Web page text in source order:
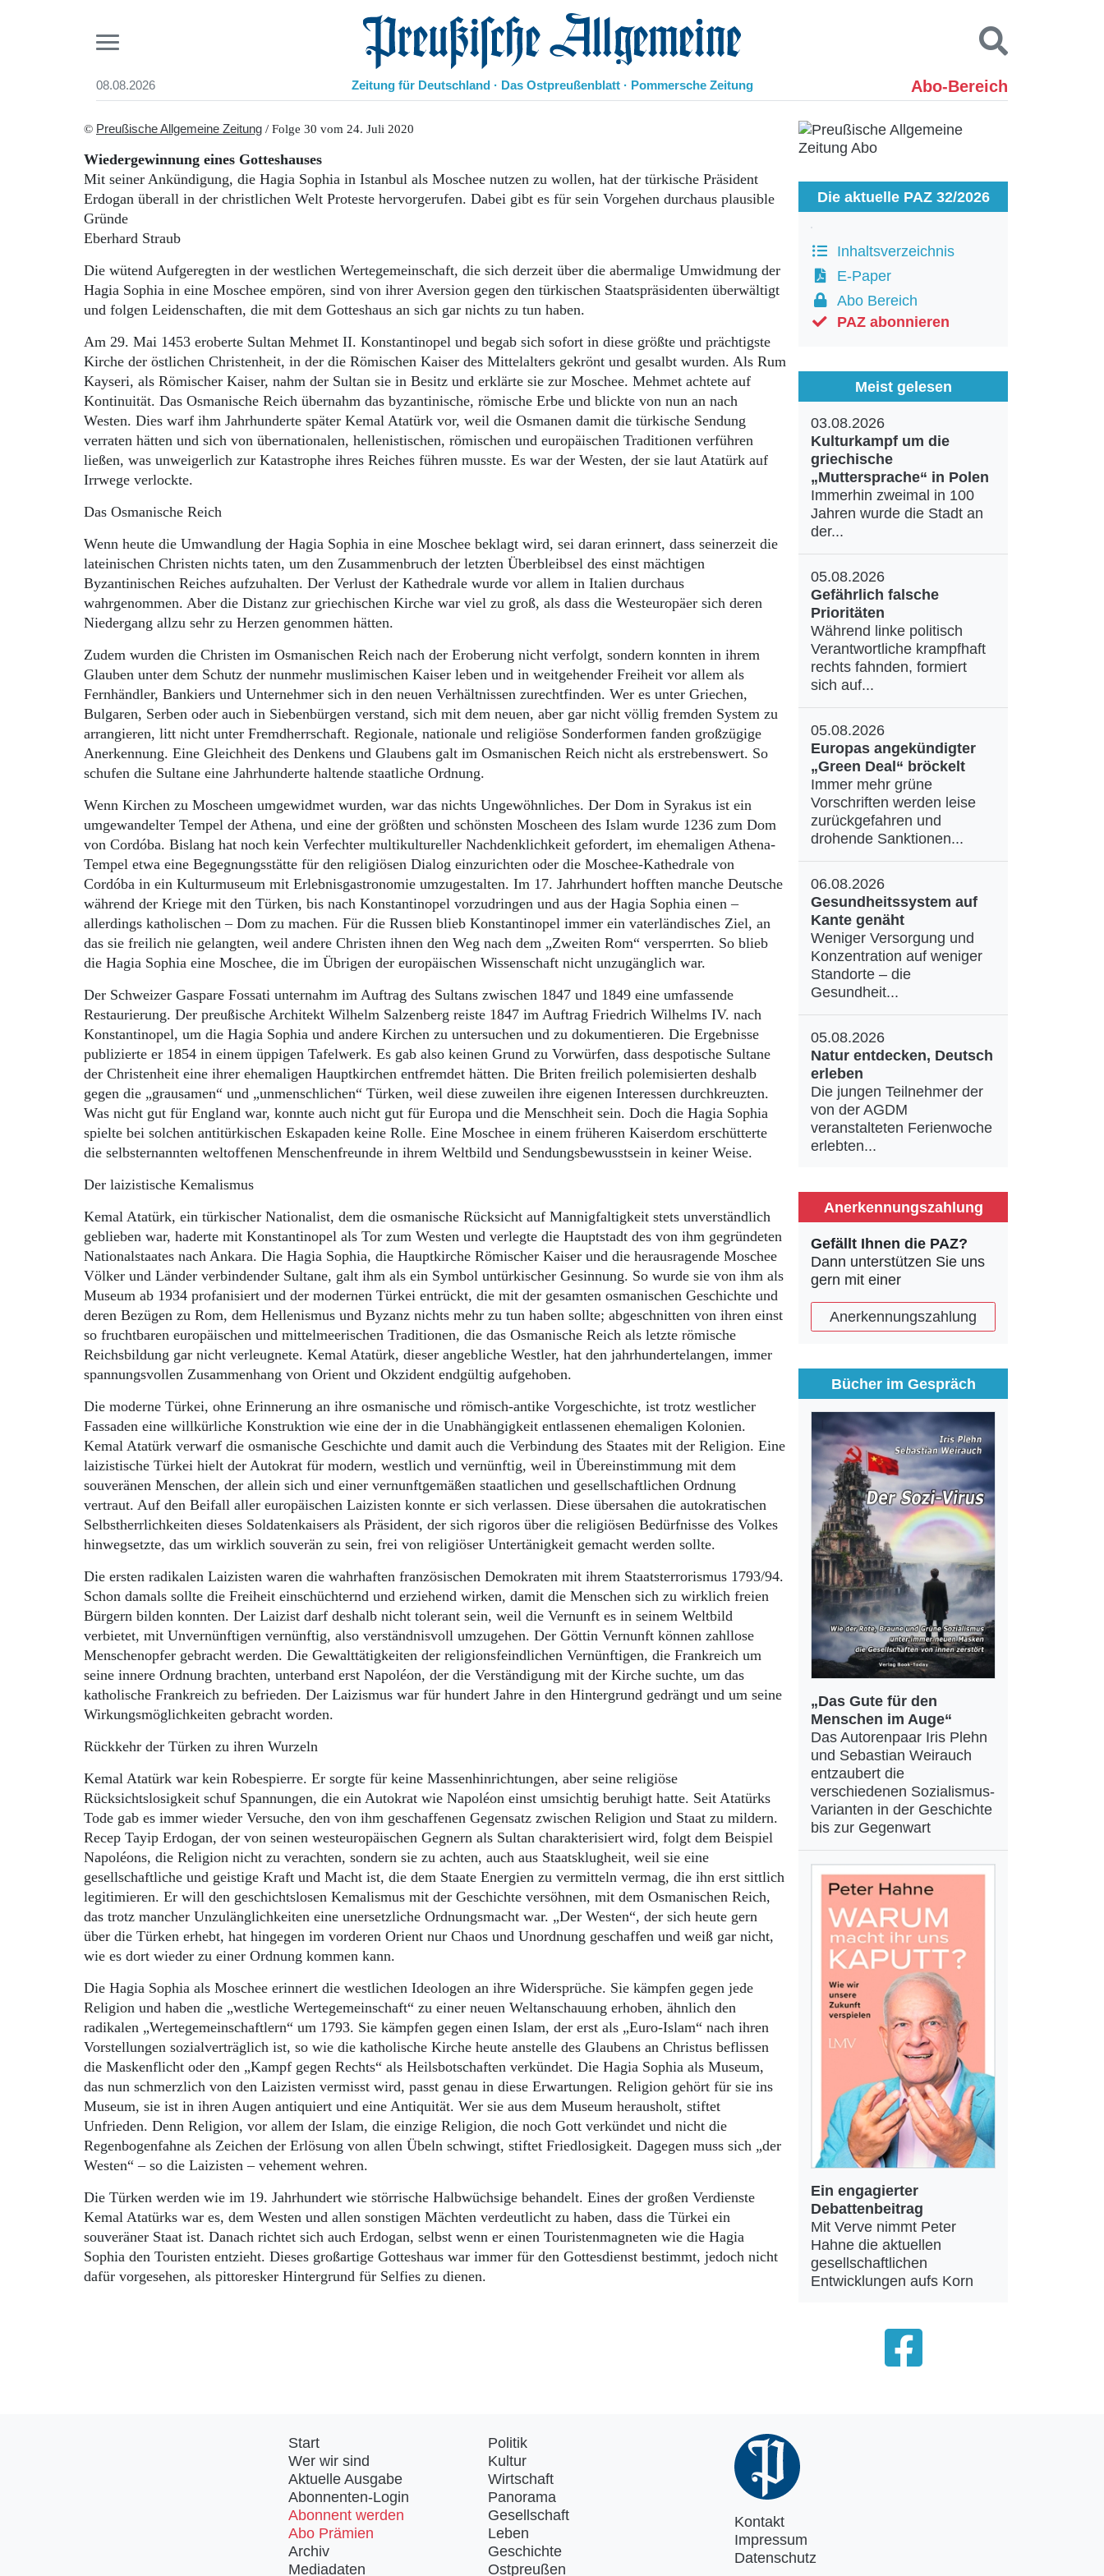
08.08.2026 Preußische Allgemeine Zeitung
Zeitung für Deutschland · Das Ostpreußenblatt · Pommersche Zeitung Abo-Bereich
Start
Aktuelle Ausgabe
Abonnenten-Login
Abonnent werden
Archiv
Panorama
Gesellschaft
Pommern
Berlin-Brandenburg
Schlesien
Bücher
Kontakt
Suchen und finden
© Preußische Allgemeine Zeitung / Folge 30 vom 24. Juli 2020
Wiedergewinnung eines Gotteshauses
Mit seiner Ankündigung, die Hagia Sophia in Istanbul als Moschee nutzen zu wollen, hat der türkische Präsident
Erdogan überall in der christlichen Welt Proteste hervorgerufen. Dabei gibt es für sein Vorgehen durchaus plausible
Gründe
Eberhard Straub
Die wütend Aufgeregten in der westlichen Wertegemeinschaft, die sich derzeit über die abermalige Umwidmung der
Hagia Sophia in eine Moschee empören, sind von ihrer Aversion gegen den türkischen Staatspräsidenten überwältigt
und folgen Leidenschaften, die mit dem Gotteshaus an sich gar nichts zu tun haben.
Am 29. Mai 1453 eroberte Sultan Mehmet II. Konstantinopel und begab sich sofort in diese größte und prächtigste
Kirche der östlichen Christenheit, in der die Römischen Kaiser des Mittelalters gekrönt und gesalbt wurden. Als Rum
Kayseri, als Römischer Kaiser, nahm der Sultan sie in Besitz und erklärte sie zur Moschee. Mehmet achtete auf
Kontinuität. Das Osmanische Reich übernahm das byzantinische, römische Erbe und blickte von nun an nach
Westen. Dies warf ihm Jahrhunderte später Kemal Atatürk vor, weil die Osmanen damit die türkische Sendung
verraten hätten und sich von übernationalen, hellenistischen, römischen und europäischen Traditionen verführen
ließen, was unweigerlich zur Katastrophe ihres Reiches führen musste. Es war der Westen, der sie laut Atatürk auf
Irrwege verlockte.
Das Osmanische Reich
Wenn heute die Umwandlung der Hagia Sophia in eine Moschee beklagt wird, sei daran erinnert, dass seinerzeit die
lateinischen Christen nichts taten, um den Zusammenbruch der letzten Überbleibsel des einst mächtigen
Byzantinischen Reiches aufzuhalten. Der Verlust der Kathedrale wurde vor allem in Italien durchaus
wahrgenommen. Aber die Distanz zur griechischen Kirche war viel zu groß, als dass die Westeuropäer sich deren
Niedergang allzu sehr zu Herzen genommen hätten.
Zudem wurden die Christen im Osmanischen Reich nach der Eroberung nicht verfolgt, sondern konnten in ihrem
Glauben unter dem Schutz der nunmehr muslimischen Kaiser leben und in weitgehender Freiheit vor allem als
Fernhändler, Bankiers und Unternehmer sich in den neuen Verhältnissen zurechtfinden. Wer es unter Griechen,
Bulgaren, Serben oder auch in Siebenbürgen verstand, sich mit dem neuen, aber gar nicht völlig fremden System zu
arrangieren, litt nicht unter Fremdherrschaft. Regionale, nationale und religiöse Sonderformen fanden großzügige
Anerkennung. Eine Gleichheit des Denkens und Glaubens galt im Osmanischen Reich nicht als erstrebenswert. So
schufen die Sultane eine Jahrhunderte haltende staatliche Ordnung.
Wenn Kirchen zu Moscheen umgewidmet wurden, war das nichts Ungewöhnliches. Der Dom in Syrakus ist ein
umgewandelter Tempel der Athena, und eine der größten und schönsten Moscheen des Islam wurde 1236 zum Dom
von Cordóba. Bislang hat noch kein Verfechter multikultureller Nachdenklichkeit gefordert, im ehemaligen Athena-
Tempel etwa eine Begegnungsstätte für den religiösen Dialog einzurichten oder die Moschee-Kathedrale von
Cordóba in ein Kulturmuseum mit Erlebnisgastronomie umzugestalten. Im 17. Jahrhundert hofften manche Deutsche
während der Kriege mit den Türken, bis nach Konstantinopel vorzudringen und aus der Hagia Sophia einen –
allerdings katholischen – Dom zu machen. Für die Russen blieb Konstantinopel immer ein vaterländisches Ziel, an
das sie freilich nie gelangten, weil andere Christen ihnen den Weg nach dem „Zweiten Rom“ versperrten. So blieb
die Hagia Sophia eine Moschee, die im Übrigen der europäischen Wissenschaft nicht unzugänglich war.
Der Schweizer Gaspare Fossati unternahm im Auftrag des Sultans zwischen 1847 und 1849 eine umfassende
Restaurierung. Der preußische Architekt Wilhelm Salzenberg reiste 1847 im Auftrag Friedrich Wilhelms IV. nach
Konstantinopel, um die Hagia Sophia und andere Kirchen zu untersuchen und zu dokumentieren. Die Ergebnisse
publizierte er 1854 in einem üppigen Tafelwerk. Es gab also keinen Grund zu Vorwürfen, dass despotische Sultane
der Christenheit eine ihrer ehemaligen Hauptkirchen entfremdet hätten. Die Briten freilich polemisierten deshalb
gegen die „grausamen“ und „unmenschlichen“ Türken, weil diese zuweilen ihre eigenen Interessen durchkreuzten.
Was nicht gut für England war, konnte auch nicht gut für Europa und die Menschheit sein. Doch die Hagia Sophia
spielte bei solchen antitürkischen Eskapaden keine Rolle. Eine Moschee in einem früheren Kaiserdom erschütterte
die selbsternannten weltoffenen Menschenfreunde in ihrem Weltbild und Sendungsbewusstsein in keiner Weise.
Der laizistische Kemalismus
Kemal Atatürk, ein türkischer Nationalist, dem die osmanische Rücksicht auf Mannigfaltigkeit stets unverständlich
geblieben war, haderte mit Konstantinopel als Tor zum Westen und verlegte die Hauptstadt des von ihm gegründeten
Nationalstaates nach Ankara. Die Hagia Sophia, die Hauptkirche Römischer Kaiser und die herausragende Moschee
Völker und Länder verbindender Sultane, galt ihm als ein Symbol untürkischer Gesinnung. So wurde sie von ihm als
Museum ab 1934 profanisiert und der modernen Türkei entrückt, die mit der gesamten osmanischen Geschichte und
deren Bezügen zu Rom, dem Hellenismus und Byzanz nichts mehr zu tun haben sollte; abgeschnitten von ihren einst
so fruchtbaren europäischen und mittelmeerischen Traditionen, die das Osmanische Reich als letzte römische
Reichsbildung gar nicht verleugnete. Kemal Atatürk, dieser angebliche Westler, hat den jahrhundertelangen, immer
spannungsvollen Zusammenhang von Orient und Okzident endgültig aufgehoben.
Die moderne Türkei, ohne Erinnerung an ihre osmanische und römisch-antike Vorgeschichte, ist trotz westlicher
Fassaden eine willkürliche Konstruktion wie eine der in die Unabhängigkeit entlassenen ehemaligen Kolonien.
Kemal Atatürk verwarf die osmanische Geschichte und damit auch die Verbindung des Staates mit der Religion. Eine
laizistische Türkei hielt der Autokrat für modern, westlich und vernünftig, weil in Übereinstimmung mit dem
souveränen Menschen, der allein sich und einer vernunftgemäßen staatlichen und gesellschaftlichen Ordnung
vertraut. Auf den Beifall aller europäischen Laizisten konnte er sich verlassen. Diese übersahen die autokratischen
Selbstherrlichkeiten dieses Soldatenkaisers als Präsident, der sich rigoros über die religiösen Bedürfnisse des Volkes
hinwegsetzte, das um wirklich souverän zu sein, frei von religiöser Untertänigkeit gemacht werden sollte.
Die ersten radikalen Laizisten waren die wahrhaften französischen Demokraten mit ihrem Staatsterrorismus 1793/94.
Schon damals sollte die Freiheit einschüchternd und erziehend wirken, damit die Menschen sich zu wirklich freien
Bürgern bilden konnten. Der Laizist darf deshalb nicht tolerant sein, weil die Vernunft es in seinem Weltbild
verbietet, mit Unvernünftigen vernünftig, also verständnisvoll umzugehen. Der Göttin Vernunft können zahllose
Menschenopfer gebracht werden. Die Gewalttätigkeiten der religionsfeindlichen Vernünftigen, die Frankreich um
seine innere Ordnung brachten, unterband erst Napoléon, der die Verständigung mit der Kirche suchte, um das
katholische Frankreich zu befrieden. Der Laizismus war für hundert Jahre in den Hintergrund gedrängt und um seine
Wirkungsmöglichkeiten gebracht worden.
Rückkehr der Türken zu ihren Wurzeln
Kemal Atatürk war kein Robespierre. Er sorgte für keine Massenhinrichtungen, aber seine religiöse
Rücksichtslosigkeit schuf Spannungen, die ein Autokrat wie Napoléon einst umsichtig beruhigt hatte. Seit Atatürks
Tode gab es immer wieder Versuche, den von ihm geschaffenen Gegensatz zwischen Religion und Staat zu mildern.
Recep Tayip Erdogan, der von seinen westeuropäischen Gegnern als Sultan charakterisiert wird, folgt dem Beispiel
Napoléons, die Religion nicht zu verachten, sondern sie zu achten, auch aus Staatsklugheit, weil sie eine
gesellschaftliche und geistige Kraft und Macht ist, die dem Staate Energien zu vermitteln vermag, die ihn erst sittlich
legitimieren. Er will den geschichtslosen Kemalismus mit der Geschichte versöhnen, mit dem Osmanischen Reich,
das trotz mancher Unzulänglichkeiten eine unersetzliche Ordnungsmacht war. „Der Westen“, der sich heute gern
über die Türken erhebt, hat hingegen im vorderen Orient nur Chaos und Unordnung geschaffen und weiß gar nicht,
wie es dort wieder zu einer Ordnung kommen kann.
Die Hagia Sophia als Moschee erinnert die westlichen Ideologen an ihre Widersprüche. Sie kämpfen gegen jede
Religion und haben die „westliche Wertegemeinschaft“ zu einer neuen Weltanschauung erhoben, ähnlich den
radikalen „Wertegemeinschaftlern“ um 1793. Sie kämpfen gegen einen Islam, der erst als „Euro-Islam“ nach ihren
Vorstellungen sozialverträglich ist, so wie die katholische Kirche heute anstelle des Glaubens an Christus beflissen
die Maskenflicht oder den „Kampf gegen Rechts“ als Heilsbotschaften verkündet. Die Hagia Sophia als Museum,
das nun schmerzlich von den Laizisten vermisst wird, passt genau in diese Erwartungen. Religion gehört für sie ins
Museum, sie ist in ihren Augen antiquiert und eine Antiquität. Wer sie aus dem Museum herausholt, stiftet
Unfrieden. Denn Religion, vor allem der Islam, die einzige Religion, die noch Gott verkündet und nicht die
Regenbogenfahne als Zeichen der Erlösung von allen Übeln schwingt, stiftet Friedlosigkeit. Dagegen muss sich „der
Westen“ – so die Laizisten – vehement wehren.
Die Türken werden wie im 19. Jahrhundert wie störrische Halbwüchsige behandelt. Eines der großen Verdienste
Kemal Atatürks war es, dem Westen und allen sonstigen Mächten verdeutlicht zu haben, dass die Türkei ein
souveräner Staat ist. Danach richtet sich auch Erdogan, selbst wenn er einen Touristenmagneten wie die Hagia
Sophia den Touristen entzieht. Dieses großartige Gotteshaus war immer für den Gottesdienst bestimmt, jedoch nicht
dafür vorgesehen, als pittoresker Hintergrund für Selfies zu dienen.
Die aktuelle PAZ 32/2026
Inhaltsverzeichnis
E-Paper
Abo Bereich
PAZ abonnieren
Meist gelesen
03.08.2026
Kulturkampf um die
griechische
„Muttersprache“ in Polen
Immerhin zweimal in 100
Jahren wurde die Stadt an
der...
05.08.2026
Gefährlich falsche
Prioritäten
Während linke politisch
Verantwortliche krampfhaft
rechts fahnden, formiert
sich auf...
05.08.2026
Europas angekündigter
„Green Deal“ bröckelt
Immer mehr grüne
Vorschriften werden leise
zurückgefahren und
drohende Sanktionen...
06.08.2026
Gesundheitssystem auf
Kante genäht
Weniger Versorgung und
Konzentration auf weniger
Standorte – die
Gesundheit...
05.08.2026
Natur entdecken, Deutsch
erleben
Die jungen Teilnehmer der
von der AGDM
veranstalteten Ferienwoche
erlebten...
Anerkennungszahlung
Gefällt Ihnen die PAZ?
Dann unterstützen Sie uns
gern mit einer
Anerkennungszahlung
Bücher im Gespräch
„Das Gute für den
Menschen im Auge“
Das Autorenpaar Iris Plehn
und Sebastian Weirauch
entzaubert die
verschiedenen Sozialismus-
Varianten in der Geschichte
bis zur Gegenwart
Ein engagierter
Debattenbeitrag
Mit Verve nimmt Peter
Hahne die aktuellen
gesellschaftlichen
Entwicklungen aufs Korn
Start
Wer wir sind
Aktuelle Ausgabe
Abonnenten-Login
Abonnent werden
Abo Prämien
Archiv
Mediadaten
Politik
Kultur
Wirtschaft
Panorama
Gesellschaft
Leben
Geschichte
Ostpreußen
Kontakt
Impressum
Datenschutz